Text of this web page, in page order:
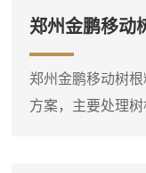
续堆放、装车和
形状不规则，且
盘旋转切削，能
圆盘式木材破碎
郑州金鹏移动
选型参考
郑州金鹏移动树
方案，主要处理